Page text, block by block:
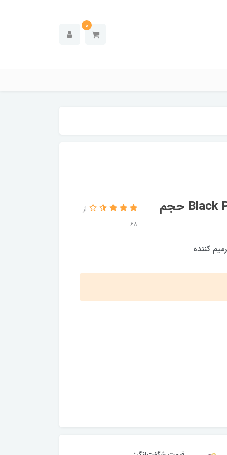
0
لوسیون سولاریوم پارامونت مدل Black Poison حجم
از
68
كننده